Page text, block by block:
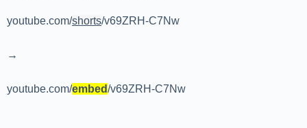
youtube.com/shorts/v69ZRH-C7Nw
→
youtube.com/embed/v69ZRH-C7Nw